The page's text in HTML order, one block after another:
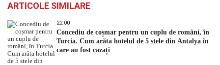
ARTICOLE SIMILARE
22:00
Concediu de coșmar pentru un cuplu de români, în
Turcia. Cum arăta hotelul de 5 stele din Antalya în
care au fost cazați